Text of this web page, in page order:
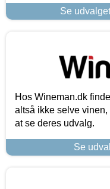
Se
Hos Wineman.dk
altså ikke selve
at se deres udvalg.
Se